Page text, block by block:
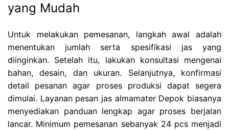
yang Mudah
Untuk melakukan pemesanan, langkah awal adalah
menentukan jumlah serta spesifikasi jas yang
diinginkan. Setelah itu, lakukan konsultasi mengenai
bahan, desain, dan ukuran. Selanjutnya, konfirmasi
detail pesanan agar proses produksi dapat segera
dimulai. Layanan pesan jas almamater Depok biasanya
menyediakan panduan lengkap agar proses berjalan
lancar. Minimum pemesanan sebanyak 24 pcs menjadi